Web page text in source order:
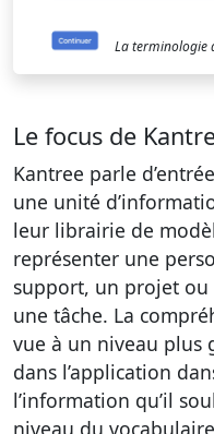
La terminologie
Le focus de
Kantree parle
une unité
leur librairie de
représenter une
support, un projet
une tâche. La
vue à un niveau plus
dans l’application
l’information qu’il
niveau du